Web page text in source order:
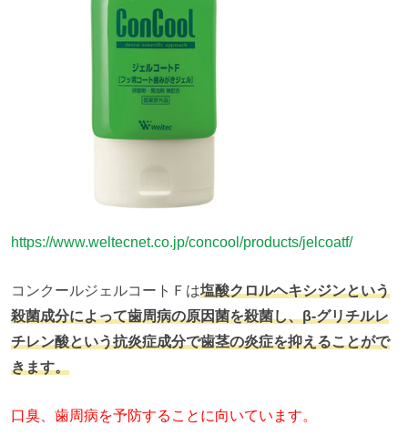
https://www.weltecnet.co.jp/concool/products/jelcoatf/
コンクールジェルコートＦは塩酸クロルヘキシジンという
殺菌成分によって歯周病の原因菌を殺菌し、β‐グリチルレ
チレン酸という抗炎症成分で歯茎の炎症を抑えることがで
きます。
口臭、歯周病を予防することに向いています。